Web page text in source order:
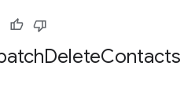
DeleteContacts